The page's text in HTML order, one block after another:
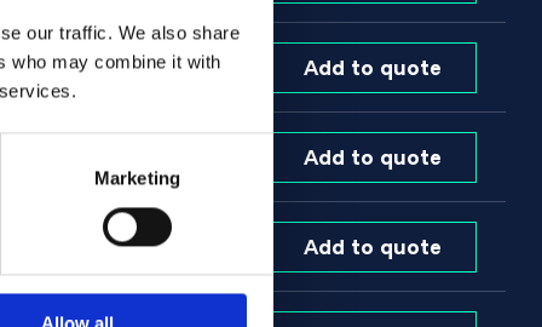
our traffic. We also share
who may combine it with
Marketing
Allow all
kg
Add to quote
På lager: 24.00
Add to quote
Add to quote
På lager: 204.00